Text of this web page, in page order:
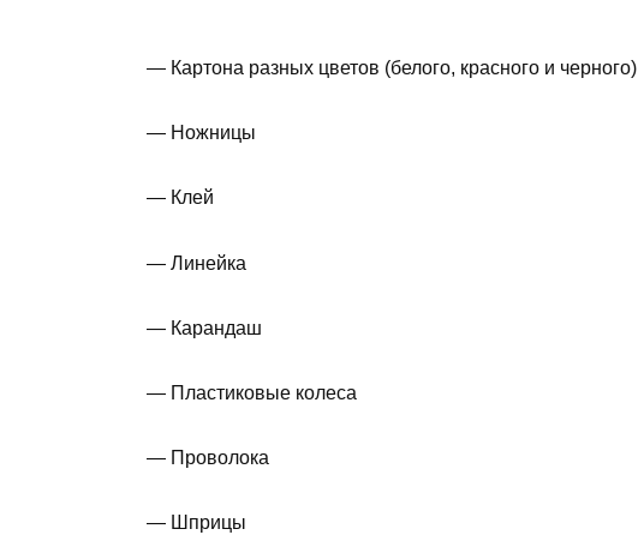
— Картона разных цветов (белого, красного и черного)
— Ножницы
— Клей
— Линейка
— Карандаш
— Пластиковые колеса
— Проволока
— Шприцы